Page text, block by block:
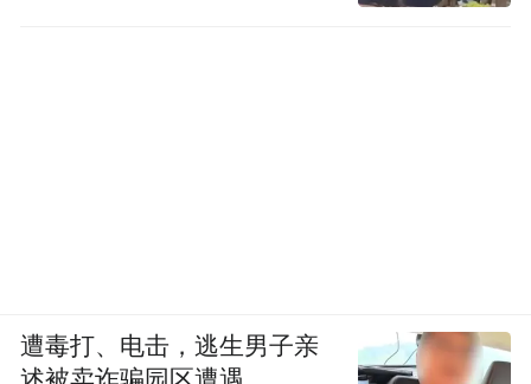
遭毒打、电击，逃生男子亲